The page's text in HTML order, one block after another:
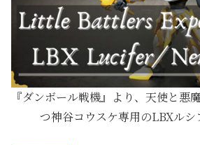
『ダンボール戦機』より、天使と悪
つ神谷コウスケ専用のLBXルシ